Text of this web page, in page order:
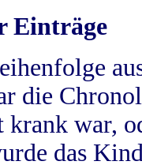
Einträge
die
krank war,
das